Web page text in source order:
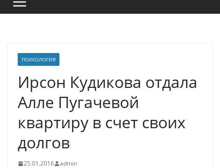
ПСИХОЛОГИЯ
Ирсон Кудикова отдала
Алле Пугачевой
квартиру в счет своих
долгов
25.01.2016 admin